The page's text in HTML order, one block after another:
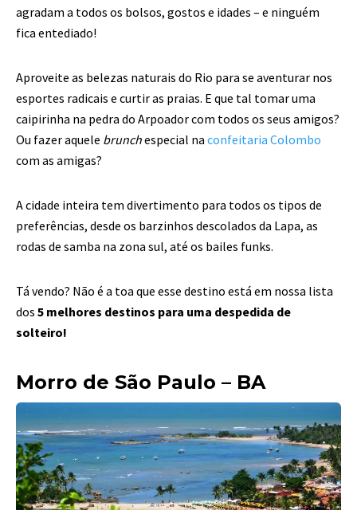
agradam a todos os bolsos, gostos e idades – e ninguém
fica entediado!
Aproveite as belezas naturais do Rio para se aventurar nos
esportes radicais e curtir as praias. E que tal tomar uma
caipirinha na pedra do Arpoador com todos os seus amigos?
Ou fazer aquele brunchespecial na confeitaria Colombo
com as amigas?
A cidade inteira tem divertimento para todos os tipos de
preferências, desde os barzinhos descolados da Lapa, as
rodas de samba na zona sul, até os bailes funks.
Tá vendo? Não é a toa que esse destino está em nossa lista
dos 5 melhores destinos para uma despedida de
solteiro!
Morro de São Paulo – BA